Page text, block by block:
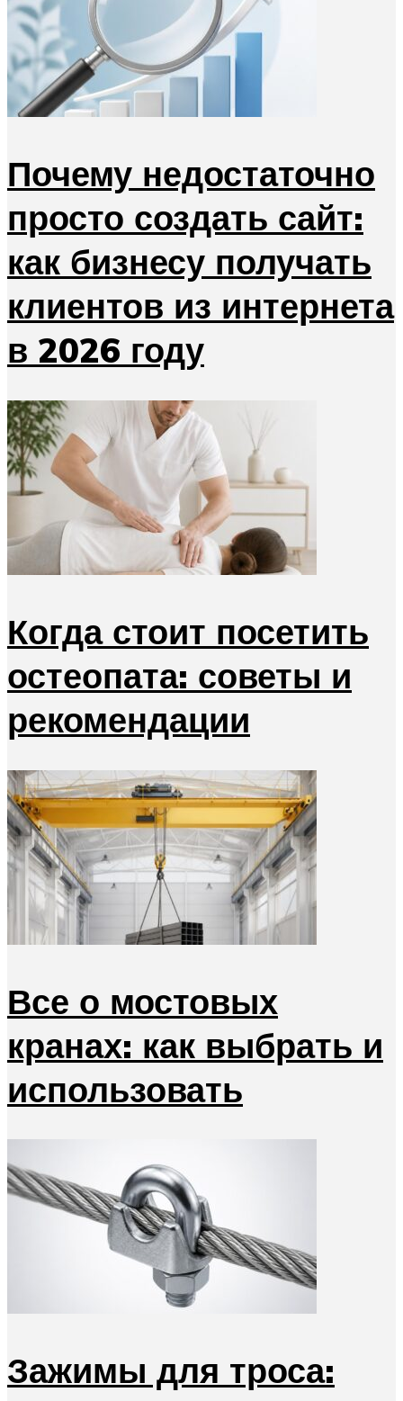
Почему недостаточно
просто создать сайт:
как бизнесу получать
клиентов из интернета
в 2026 году
Когда стоит посетить
остеопата: советы и
рекомендации
Все о мостовых
кранах: как выбрать и
использовать
Зажимы для троса: